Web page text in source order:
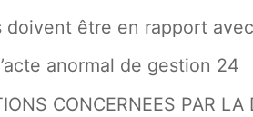
doivent être en rapport
anormal de gestion 24
CONCERNEES PAR